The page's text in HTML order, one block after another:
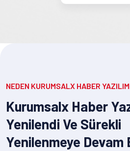
NEDEN KURUMSALX HABER
Kurumsalx Haber
Yenilendi Ve Sürekli
Yenilenmeye Devam